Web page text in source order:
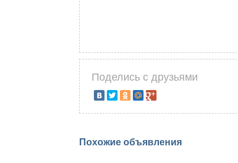
Поделись с друзьями
Похожие объявления